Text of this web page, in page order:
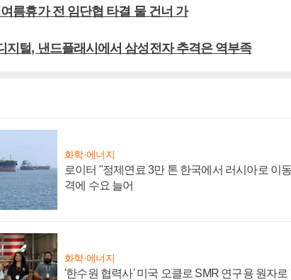
름휴가 전 임단협 타결 물 건너 가
지털, 낸드플래시에서 삼성전자 추격은 역부족
화학·에너지
로이터 "정제연료 3만 톤 한국에서 러시아로 이
격에 수요 늘어
화학·에너지
'한수원 협력사' 미국 오클로 SMR 연구용 원자로